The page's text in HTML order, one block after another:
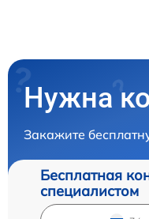
Нужна
Закажите
Бесплатная
специалистом